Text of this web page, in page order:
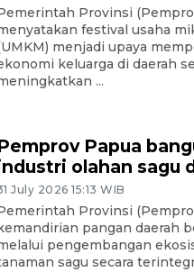
Provinsi
festival usaha
menjadi upaya
keluarga di daerah
...
Papua
olahan sagu
July 2026 15:13 WIB
Provinsi
pangan daerah
pengembangan
sagu secara